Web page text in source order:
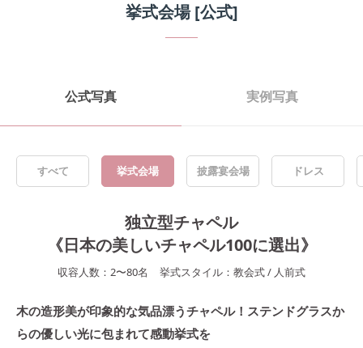
挙式会場[公式]
公式写真 実例写真
すべて 挙式会場 披露宴会場 ドレス
独立型チャペル
《日本の美しいチャペル100に選出》
収容人数： 2〜80名 挙式スタイル： 教会式/ 人前式
木の造形美が印象的な気品漂うチャペル！ステンドグラスか
らの優しい光に包まれて感動挙式を